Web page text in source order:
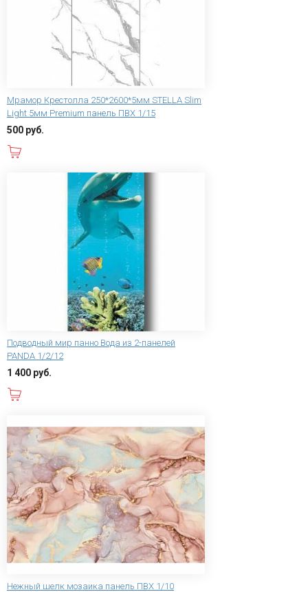
Мрамор Крестолла 250*2600*5мм STELLA Slim
Light 5мм Premium панель ПВХ 1/15
500 руб.
Подводный мир панно Вода из 2-панелей
PANDA 1/2/12
1 400 руб.
Нежный шелк мозаика панель ПВХ 1/10